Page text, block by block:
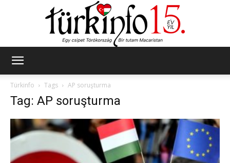
Türkinfo
Tags AP soruşturma
Tag: AP soruşturma